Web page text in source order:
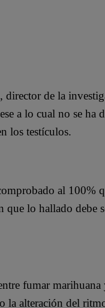
director de la
a lo cual no se
los testículos.
al 100%
lo hallado debe
fumar
la alteración del